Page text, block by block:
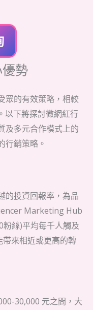
勢
眾的有效策略，相較
以下將探討微網紅行
及多元合作模式上的
行銷策略。
的投資回報率，為品
Marketing Hub
絲)平均每千人觸及
來相近或更高的轉
30,000 元之間，大